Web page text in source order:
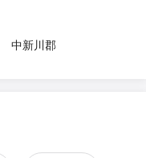
中新川郡